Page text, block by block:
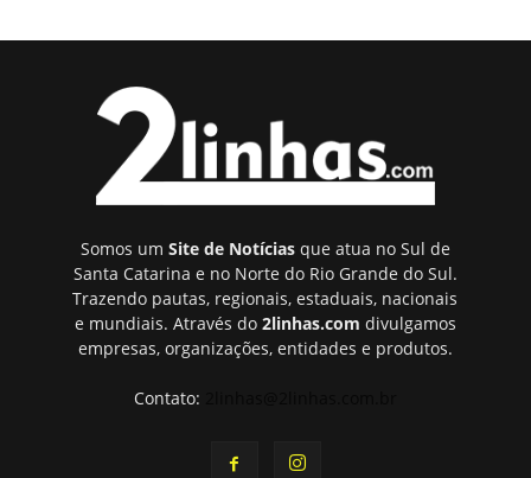
Somos um Site de Notíciasque atua no Sul de
Santa Catarina e no Norte do Rio Grande do Sul.
Trazendo pautas, regionais, estaduais, nacionais
e mundiais. Através do 2linhas.com divulgamos
empresas, organizações, entidades e produtos.
Contato: